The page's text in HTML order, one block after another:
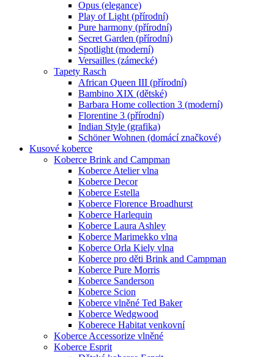
Opus (elegance)
Play of Light (přírodní)
Pure harmony (přírodní)
Secret Garden (přírodní)
Spotlight (moderní)
Versailles (zámecké)
Tapety Rasch
African Queen III (přírodní)
Bambino XIX (dětské)
Barbara Home collection 3 (moderní)
Florentine 3 (přírodní)
Indian Style (grafika)
Schöner Wohnen (domácí značkové)
Kusové koberce
Koberce Brink and Campman
Koberce Atelier vlna
Koberce Decor
Koberce Estella
Koberce Florence Broadhurst
Koberce Harlequin
Koberce Laura Ashley
Koberce Marimekko vlna
Koberce Orla Kiely vlna
Koberce pro děti Brink and Campman
Koberce Pure Morris
Koberce Sanderson
Koberce Scion
Koberce vlněné Ted Baker
Koberce Wedgwood
Koberece Habitat venkovní
Koberce Accessorize vlněné
Koberce Esprit